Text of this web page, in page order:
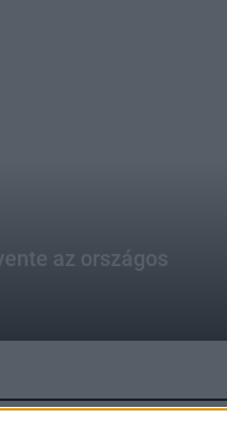
az országos